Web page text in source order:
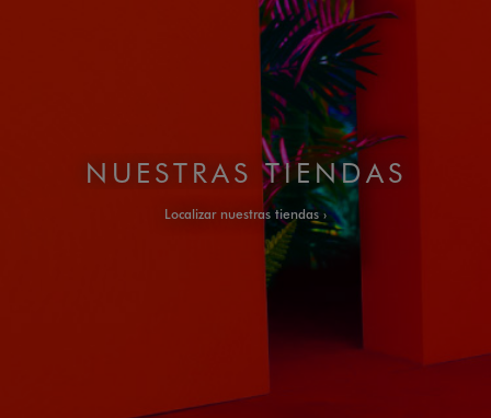
NUESTRAS TIENDAS
Localizar nuestras tiendas